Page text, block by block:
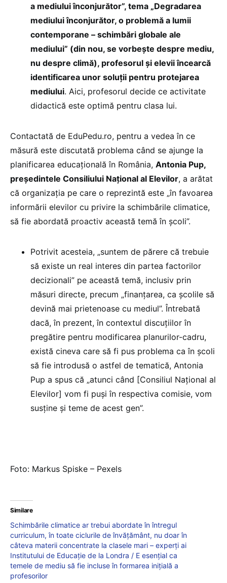
a mediului înconjurător”, tema „Degradarea
mediului înconjurător, o problemă a lumii
contemporane – schimbări globale ale
mediului” (din nou, se vorbește despre mediu,
nu despre climă), profesorul și elevii încearcă
identificarea unor soluții pentru protejarea
mediului. Aici, profesorul decide ce activitate
didactică este optimă pentru clasa lui.
Contactată de EduPedu.ro, pentru a vedea în ce
măsură este discutată problema când se ajunge la
planificarea educațională în România, Antonia Pup,
președintele Consiliului Național al Elevilor, a arătat
că organizația pe care o reprezintă este „în favoarea
informării elevilor cu privire la schimbările climatice,
să fie abordată proactiv această temă în școli”.
Potrivit acesteia, „suntem de părere că trebuie
să existe un real interes din partea factorilor
decizionali” pe această temă, inclusiv prin
măsuri directe, precum „finanțarea, ca școlile să
devină mai prietenoase cu mediul”. Întrebată
dacă, în prezent, în contextul discuțiilor în
pregătire pentru modificarea planurilor-cadru,
există cineva care să fi pus problema ca în școli
să fie introdusă o astfel de tematică, Antonia
Pup a spus că „atunci când [Consiliul Național al
Elevilor] vom fi puși în respectiva comisie, vom
susține și teme de acest gen”.
Foto: Markus Spiske – Pexels
Similare
Schimbările climatice ar trebui abordate în întregul
curriculum, în toate ciclurile de învățământ, nu doar în
câteva materii concentrate la clasele mari – experți ai
Institutului de Educație de la Londra / E esențial ca
temele de mediu să fie incluse în formarea inițială a
profesorilor